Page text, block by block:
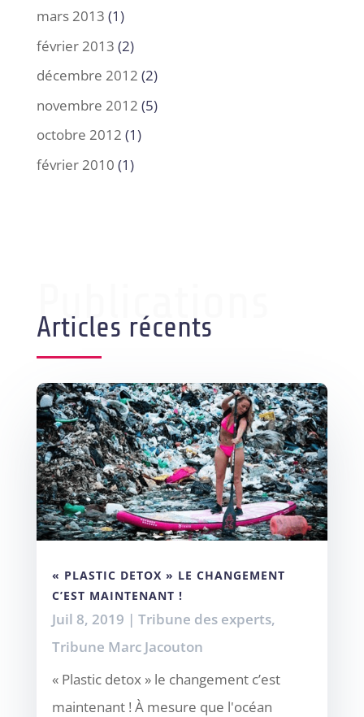
mars 2013 (1)
février 2013 (2)
décembre 2012 (2)
novembre 2012 (5)
octobre 2012 (1)
février 2010 (1)
Publications
Articles récents
« PLASTIC DETOX » LE CHANGEMENT
C’EST MAINTENANT !
Juil 8, 2019 | Tribune des experts,
Tribune Marc Jacouton
« Plastic detox » le changement c’est
maintenant ! À mesure que l'océan